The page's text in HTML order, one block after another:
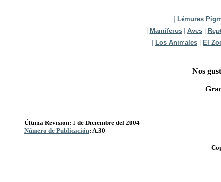
Lémures
Mamíferos| Aves|
Los Animales El
Nos
Última Revisión: 1 de Diciembre del 2004
Número de Publicación: A.30